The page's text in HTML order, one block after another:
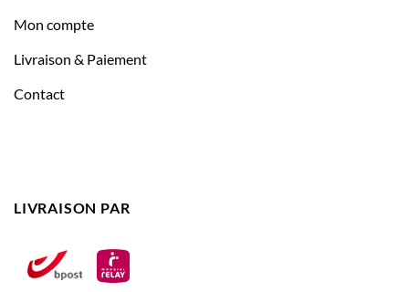
Mon compte
Livraison & Paiement
Contact
LIVRAISON PAR